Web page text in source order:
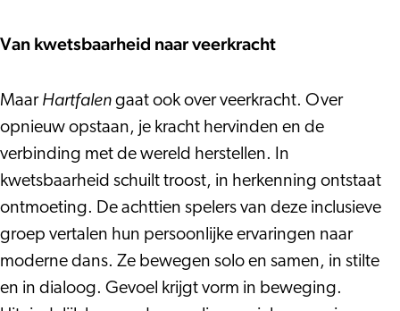
Van kwetsbaarheid naar veerkracht
Maar Hartfalen gaat ook over veerkracht. Over
opnieuw opstaan, je kracht hervinden en de
verbinding met de wereld herstellen. In
kwetsbaarheid schuilt troost, in herkenning ontstaat
ontmoeting. De achttien spelers van deze inclusieve
groep vertalen hun persoonlijke ervaringen naar
moderne dans. Ze bewegen solo en samen, in stilte
en in dialoog. Gevoel krijgt vorm in beweging.